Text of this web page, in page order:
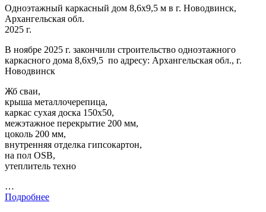
Одноэтажный каркасный дом 8,6х9,5 м в г. Новодвинск,
Архангельская обл.
2025 г.
В ноябре 2025 г. закончили строительство одноэтажного
каркасного дома 8,6х9,5 по адресу: Архангельская обл., г.
Новодвинск
Жб сваи,
крыша металлочерепица,
каркас сухая доска 150х50,
межэтажное перекрытие 200 мм,
цоколь 200 мм,
внутренняя отделка гипсокартон,
на пол OSB,
утеплитель техно
…
Подробнее